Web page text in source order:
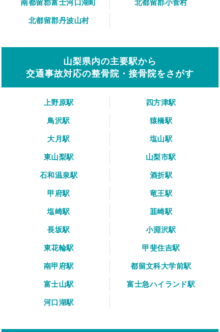
南都留郡富士河口湖町
北都留郡小菅村
北都留郡丹波山村
山梨県内の主要駅から
交通事故対応の整骨院・接骨院をさがす
上野原駅
四方津駅
鳥沢駅
猿橋駅
大月駅
塩山駅
東山梨駅
山梨市駅
石和温泉駅
酒折駅
甲府駅
竜王駅
塩崎駅
韮崎駅
長坂駅
小淵沢駅
東花輪駅
甲斐住吉駅
南甲府駅
都留文科大学前駅
富士山駅
富士急ハイランド駅
河口湖駅